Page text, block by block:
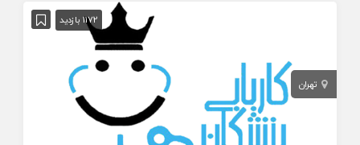
1172 بازدید
تهران